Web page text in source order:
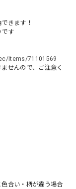
きます！
です
items/71101569
せんので、ご注意く
合い・柄が違う場合